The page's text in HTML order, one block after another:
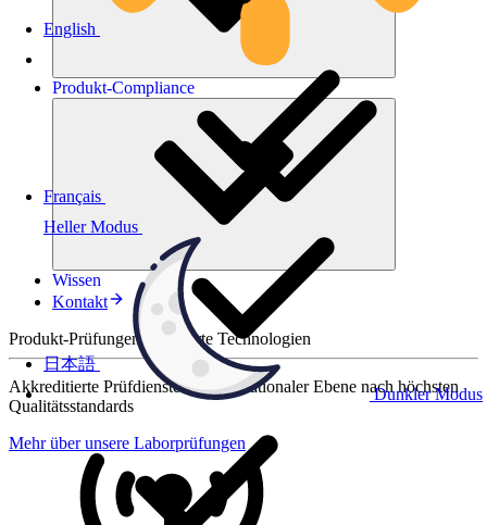
Heller Modus
Dunkler Modus
English
Français
日本語
Produkt-Compliance
Wissen
Kontakt
Produkt-Prüfungen für smarte Technologien
Akkreditierte Prüfdienste auf internationaler Ebene nach höchsten
Qualitätsstandards
Mehr über unsere Laborprüfungen